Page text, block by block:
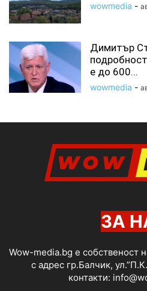
wowmedia -
Димитър
е до 600...
wowmedia -
ЗА
Wow-media.bg е
с адрес гр.Балчик,
контакти: